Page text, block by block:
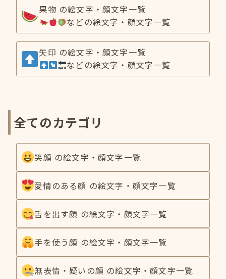
果物 の絵文字・顔文字一覧
などの絵文字・顔文字一覧
矢印 の絵文字・顔文字一覧
などの絵文字・顔文字一覧
全てのカテゴリ
笑顔 の絵文字・顔文字一覧
愛情のある顔 の絵文字・顔文字一覧
舌を出す顔 の絵文字・顔文字一覧
手を使う顔 の絵文字・顔文字一覧
無表情・疑いの顔 の絵文字・顔文字一覧